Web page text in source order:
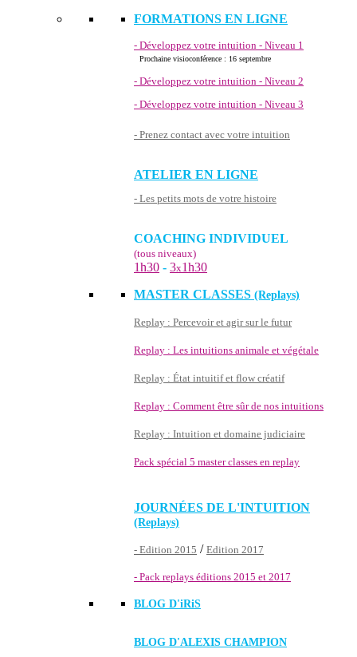
FORMATIONS EN LIGNE
- Développez votre intuition - Niveau 1
Prochaine visioconférence : 16 septembre
- Développez votre intuition - Niveau 2
- Développez votre intuition - Niveau 3
- Prenez contact avec votre intuition
ATELIER EN LIGNE
- Les petits mots de votre histoire
COACHING INDIVIDUEL
(tous niveaux)
1h30 - 3x1h30
MASTER CLASSES (Replays)
Replay : Percevoir et agir sur le futur
Replay : Les intuitions animale et végétale
Replay : État intuitif et flow créatif
Replay : Comment être sûr de nos intuitions
Replay : Intuition et domaine judiciaire
Pack spécial 5 master classes en replay
JOURNÉES DE L'INTUITION
(Replays)
- Edition 2015 / Edition 2017
- Pack replays éditions 2015 et 2017
BLOG D'iRiS
BLOG D'ALEXIS CHAMPION